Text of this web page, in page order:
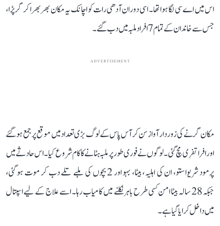
اس میں اے سی لگا ہوا تھا۔ اسی دوران آدھی رات کو اچانک یہ مکان بھربھرا کر گر پڑا،
جس سے خاندان کے تمام 7 افراد ملبہ میں دب گئے۔
ADVERTISEMENT
مکان گرنے کی زور دار آواز سن کر آس پاس کے لوگ بڑی تعداد میں موقع پر جمع ہو گئے
اور افرا تفری مچ گئی۔ لوگوں نے فوری طور پر ملبہ ہٹانے کا کام شروع کیا۔ اس حادثے میں
پرمود شریواستو، ان کی اہلیہ، بیٹا، بہو اور 2 بچوں کی ملبے تلے دب کر موت ہو گئی،
جبکہ 28 سالہ بیٹا امن کسی طرح باہر نکلنے میں کامیاب رہا۔ اسے علاج کے لیے اسپتال
میں داخل کرایا گیا ہے۔